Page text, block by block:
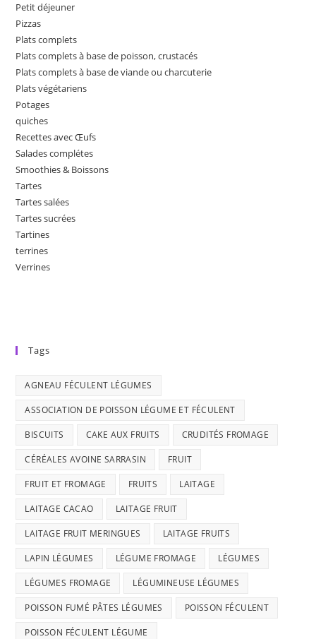
Petit déjeuner
Pizzas
Plats complets
Plats complets à base de poisson, crustacés
Plats complets à base de viande ou charcuterie
Plats végétariens
Potages
quiches
Recettes avec Œufs
Salades complétes
Smoothies & Boissons
Tartes
Tartes salées
Tartes sucrées
Tartines
terrines
Verrines
Tags
AGNEAU FÉCULENT LÉGUMES
ASSOCIATION DE POISSON LÉGUME ET FÉCULENT
BISCUITS CAKE AUX FRUITS CRUDITÉS FROMAGE
CÉRÉALES AVOINE SARRASIN FRUIT
FRUIT ET FROMAGE FRUITS LAITAGE
LAITAGE CACAO LAITAGE FRUIT
LAITAGE FRUIT MERINGUES LAITAGE FRUITS
LAPIN LÉGUMES LÉGUME FROMAGE LÉGUMES
LÉGUMES FROMAGE LÉGUMINEUSE LÉGUMES
POISSON FUMÉ PÂTES LÉGUMES POISSON FÉCULENT
POISSON FÉCULENT LÉGUME